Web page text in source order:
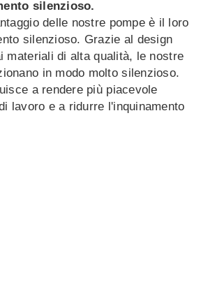
silenzioso.
delle nostre pompe è il loro
silenzioso. Grazie al design
materiali di alta qualità, le nostre
in modo molto silenzioso.
a rendere più piacevole
lavoro e a ridurre l'inquinamento